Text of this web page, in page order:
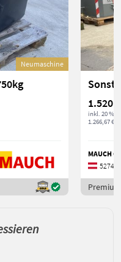
Neumaschine
1.520 €
inkl. 20 %
1.266,67 €
MAUCH
5274